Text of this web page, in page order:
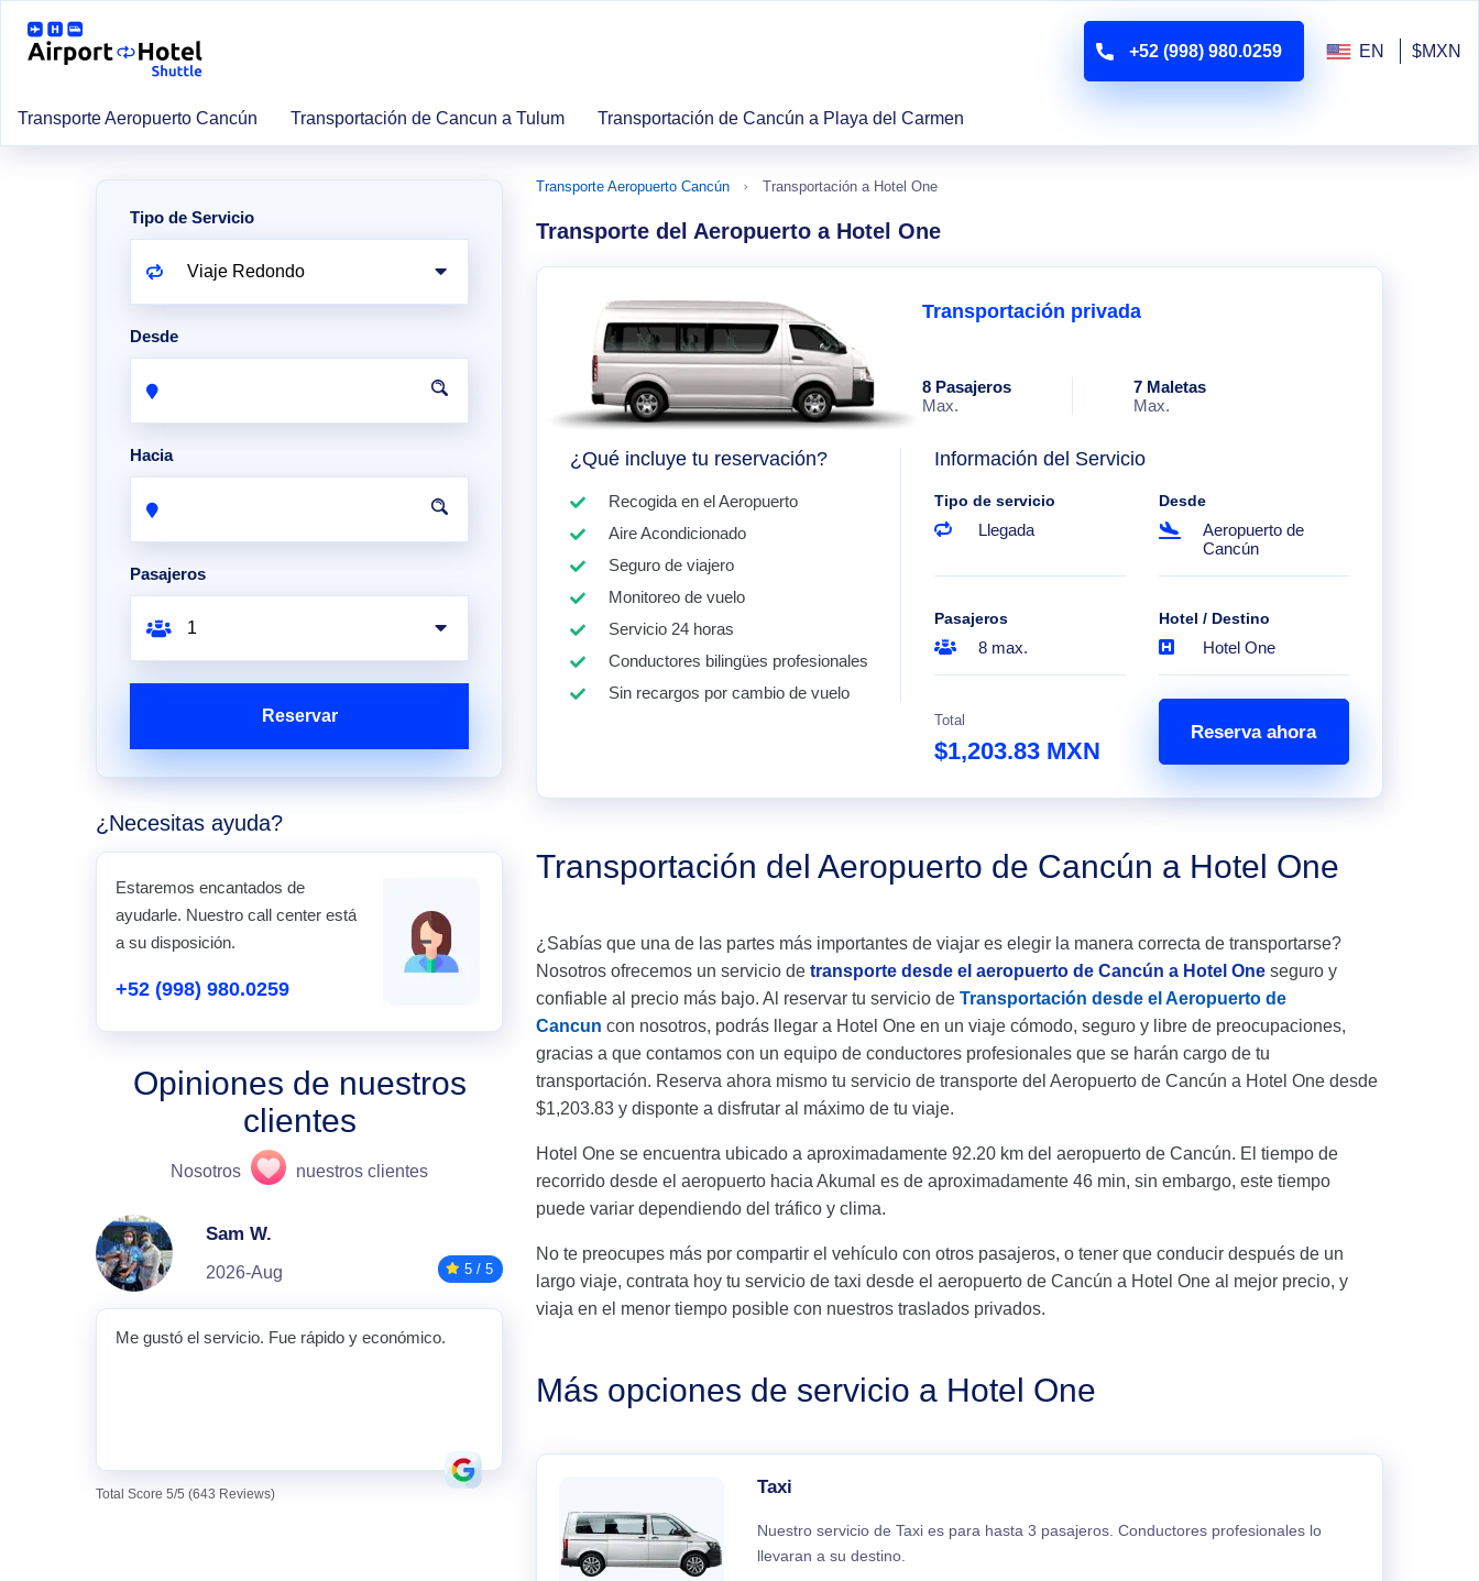
Transporte Aeropuerto Cancún Transportación de Cancun a Tulum Transportación de Cancún a Playa del Carmen
+52 (998) 980.0259 EN $MXN
Transporte Aeropuerto Cancún Transportación a Hotel One
Transporte del Aeropuerto a Hotel One
Transportación privada
8 Pasajeros
Max.
7 Maletas
Max.
¿Qué incluye tu reservación?
Recogida en el Aeropuerto
Aire Acondicionado
Seguro de viajero
Monitoreo de vuelo
Servicio 24 horas
Conductores bilingües profesionales
Sin recargos por cambio de vuelo
Información del Servicio
Tipo de servicio
Llegada
Desde
Aeropuerto de
Cancún
Pasajeros
8 max.
Hotel / Destino
Hotel One
Total
$1,203.83 MXN
Reserva ahora
Transportación del Aeropuerto de Cancún a Hotel One
¿Sabías que una de las partes más importantes de viajar es elegir la manera correcta de transportarse?
Nosotros ofrecemos un servicio de transporte desde el aeropuerto de Cancún a Hotel One seguro y
confiable al precio más bajo. Al reservar tu servicio de Transportación desde el Aeropuerto de
Cancun con nosotros, podrás llegar a Hotel One en un viaje cómodo, seguro y libre de preocupaciones,
gracias a que contamos con un equipo de conductores profesionales que se harán cargo de tu
transportación. Reserva ahora mismo tu servicio de transporte del Aeropuerto de Cancún a Hotel One desde
$1,203.83 y disponte a disfrutar al máximo de tu viaje.
Hotel One se encuentra ubicado a aproximadamente 92.20 km del aeropuerto de Cancún. El tiempo de
recorrido desde el aeropuerto hacia Akumal es de aproximadamente 46 min, sin embargo, este tiempo
puede variar dependiendo del tráfico y clima.
No te preocupes más por compartir el vehículo con otros pasajeros, o tener que conducir después de un
largo viaje, contrata hoy tu servicio de taxi desde el aeropuerto de Cancún a Hotel One al mejor precio, y
viaja en el menor tiempo posible con nuestros traslados privados.
Más opciones de servicio a Hotel One
Taxi
Nuestro servicio de Taxi es para hasta 3 pasajeros. Conductores profesionales lo
llevaran a su destino.
Tipo de Servicio
Desde
Hacia
Pasajeros
Reservar
¿Necesitas ayuda?
Estaremos encantados de
ayudarle. Nuestro call center está
a su disposición.
+52 (998) 980.0259
Opiniones de nuestros
clientes
Nosotros nuestros clientes
Sam W.
2026-Aug 5 / 5
Me gustó el servicio. Fue rápido y económico.
Total Score 5/5 (643 Reviews)